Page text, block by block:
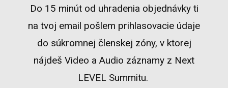
Do 15 minút od uhradenia objednávky ti
na tvoj email pošlem prihlasovacie údaje
do súkromnej členskej zóny, v ktorej
nájdeš Video a Audio záznamy z Next
LEVEL Summitu.